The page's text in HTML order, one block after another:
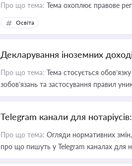
Про що тема: Тема охоплює правове
Освіта
Декларування іноземних
Про що тема: Тема стосується
зобов’язань та застосування правил
Telegram канали для
Про що тема: Огляди нормативних
про що пишуть у Telegram каналах для